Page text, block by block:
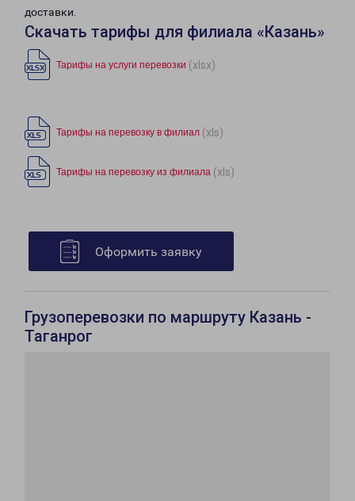
доставки.
Скачать тарифы для филиала «Казань»
Тарифы на услуги перевозки (xlsx)
Тарифы на перевозку в филиал (xls)
Тарифы на перевозку из филиала (xls)
Оформить заявку
Грузоперевозки по маршруту Казань -
Таганрог